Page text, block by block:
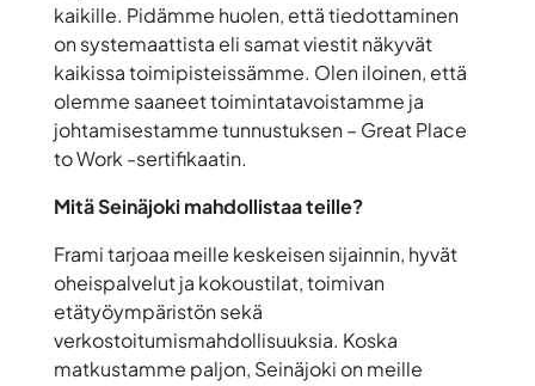
kaikille. Pidämme huolen, että tiedottaminen
on systemaattista eli samat viestit näkyvät
kaikissa toimipisteissämme. Olen iloinen, että
olemme saaneet toimintatavoistamme ja
johtamisestamme tunnustuksen – Great Place
to Work -sertifikaatin.
Mitä Seinäjoki mahdollistaa teille?
Frami tarjoaa meille keskeisen sijainnin, hyvät
oheispalvelut ja kokoustilat, toimivan
etätyöympäristön sekä
verkostoitumismahdollisuuksia. Koska
matkustamme paljon, Seinäjoki on meille